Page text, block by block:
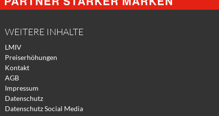
Facebook
Xing Twitter
WEITERE INHALTE
LMIV
Preiserhöhungen
Kontakt
AGB
Impressum
Datenschutz
Datenschutz Social Media